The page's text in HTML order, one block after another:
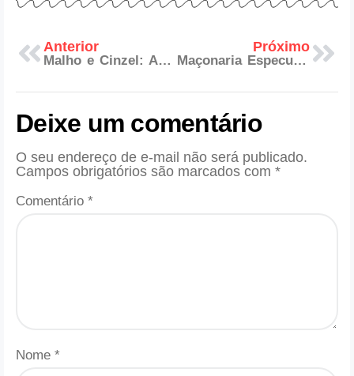
Anterior
Malho e Cinzel: As Ferramentas que Lapidam o Ser
Próximo
Maçonaria Especulativa: A Transição que Mudou a Ordem
Deixe um comentário
O seu endereço de e-mail não será publicado.
Campos obrigatórios são marcados com *
Comentário *
Nome *